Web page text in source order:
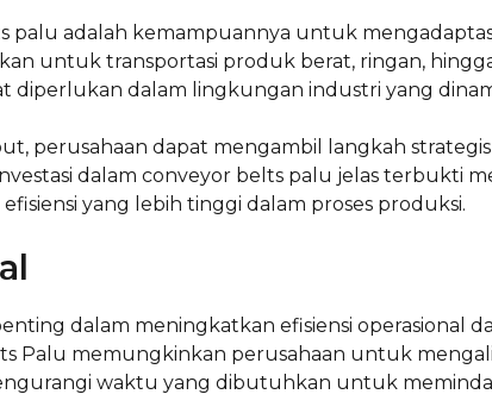
palu adalah kemampuannya untuk
untuk transportasi produk berat, ringan,
diperlukan dalam lingkungan industri yang
perusahaan dapat mengambil langkah
dalam conveyor belts palu jelas terbukti
yang lebih tinggi dalam proses produksi.
dalam meningkatkan efisiensi operasional
Palu memungkinkan perusahaan untuk
waktu yang dibutuhkan untuk